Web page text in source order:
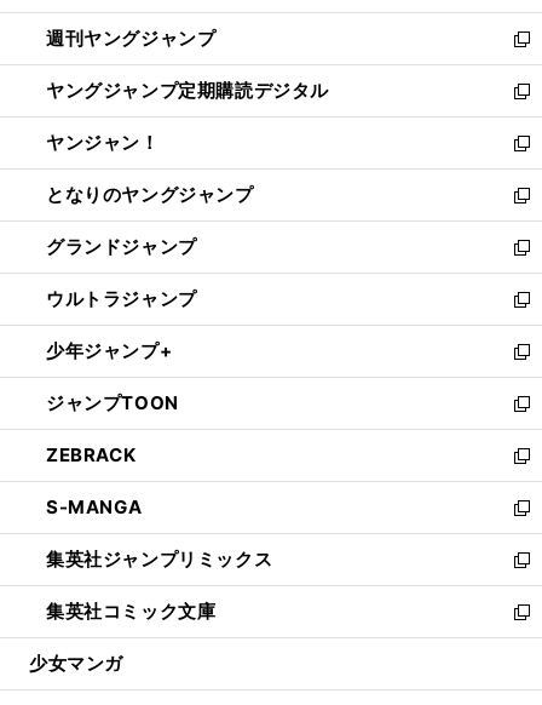
開
く
ウ
で
開
く
ン
ド
ウ
で
開
く
ウ
ィ
ン
ド
ウ
で
開
く
週刊ヤングジャンプ
新
し
い
ウ
ィ
ン
ド
ウ
で
開
く
ヤングジャンプ定期購読デジタル
新
し
い
ウ
ィ
ン
ド
ウ
で
開
く
ヤンジャン！
新
し
い
ウ
ィ
ン
ド
ウ
で
開
く
となりのヤングジャンプ
新
し
い
ウ
ィ
ン
ド
ウ
で
開
く
グランドジャンプ
新
し
い
ウ
ィ
ン
ド
ウ
で
開
く
ウルトラジャンプ
新
し
い
ウ
ィ
ン
ド
ウ
で
開
く
少年ジャンプ+
新
し
い
ウ
ィ
ン
ド
ウ
で
開
く
ジャンプTOON
新
し
い
ウ
ィ
ン
ド
ウ
で
開
ZEBRACK
新
し
い
ウ
ィ
ン
ド
ウ
開
S-MANGA
新
し
い
ウ
ィ
ン
ウ
集英社ジャンプリミックス
新
し
い
ウ
ン
集英社コミック文庫
新
し
ウ
少女マンガ